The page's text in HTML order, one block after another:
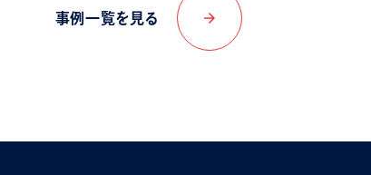
事例一覧を見る arrow_forward